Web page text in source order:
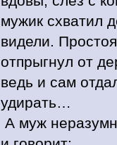
мужик схватил
видели.
отпрыгнул от
ведь и сам
удирать…
А муж